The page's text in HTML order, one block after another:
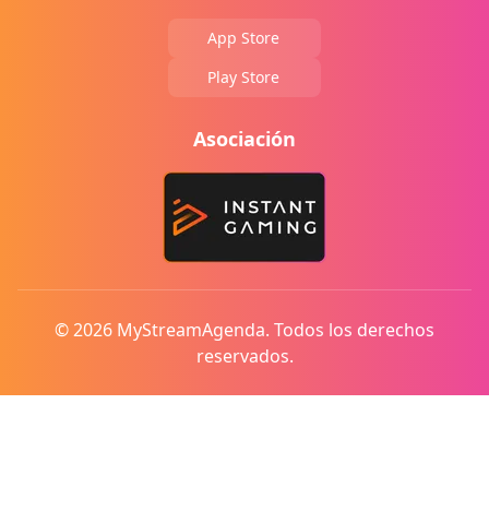
App Store
Play Store
Asociación
© 2026 MyStreamAgenda. Todos los derechos
reservados.